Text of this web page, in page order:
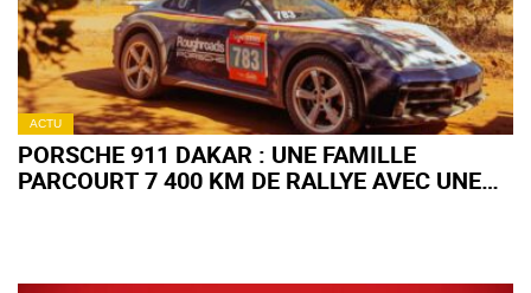
ACTU
PORSCHE 911 DAKAR : UNE FAMILLE
PARCOURT 7 400 KM DE RALLYE AVEC UNE